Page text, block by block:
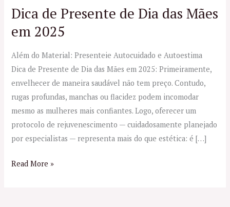
Dica de Presente de Dia das Mães
em 2025
Além do Material: Presenteie Autocuidado e Autoestima
Dica de Presente de Dia das Mães em 2025: Primeiramente,
envelhecer de maneira saudável não tem preço. Contudo,
rugas profundas, manchas ou flacidez podem incomodar
mesmo as mulheres mais confiantes. Logo, oferecer um
protocolo de rejuvenescimento — cuidadosamente planejado
por especialistas — representa mais do que estética: é […]
Read More »